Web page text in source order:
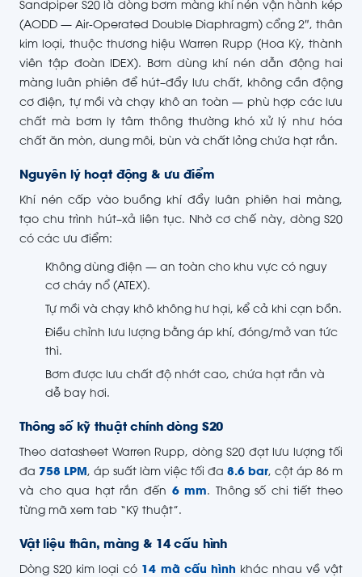
Sandpiper S20 là dòng bơm màng khí nén vận hành kép
(AODD — Air-Operated Double Diaphragm) cổng 2″, thân
kim loại, thuộc thương hiệu Warren Rupp (Hoa Kỳ, thành
viên tập đoàn IDEX). Bơm dùng khí nén dẫn động hai
màng luân phiên để hút–đẩy lưu chất, không cần động
cơ điện, tự mồi và chạy khô an toàn — phù hợp các lưu
chất mà bơm ly tâm thông thường khó xử lý như hóa
chất ăn mòn, dung môi, bùn và chất lỏng chứa hạt rắn.
Nguyên lý hoạt động & ưu điểm
Khí nén cấp vào buồng khí đẩy luân phiên hai màng,
tạo chu trình hút–xả liên tục. Nhờ cơ chế này, dòng S20
có các ưu điểm:
Không dùng điện — an toàn cho khu vực có nguy
cơ cháy nổ (ATEX).
Tự mồi và chạy khô không hư hại, kể cả khi cạn bồn.
Điều chỉnh lưu lượng bằng áp khí, đóng/mở van tức
thì.
Bơm được lưu chất độ nhớt cao, chứa hạt rắn và
dễ bay hơi.
Thông số kỹ thuật chính dòng S20
Theo datasheet Warren Rupp, dòng S20 đạt lưu lượng tối
đa 758 LPM, áp suất làm việc tối đa 8.6 bar, cột áp 86 m
và cho qua hạt rắn đến 6 mm. Thông số chi tiết theo
từng mã xem tab “Kỹ thuật”.
Vật liệu thân, màng & 14 cấu hình
Dòng S20 kim loại có 14 mã cấu hình khác nhau về vật